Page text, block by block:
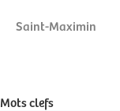
Saint-Maximin
Mots clefs